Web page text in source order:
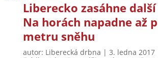
Liberecko zasáhne
Na horách napadne až
metru sněhu
autor: Liberecká drbna | 3. ledna 2017